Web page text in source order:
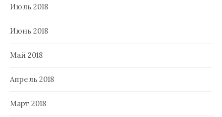
Июль 2018
Июнь 2018
Май 2018
Апрель 2018
Март 2018